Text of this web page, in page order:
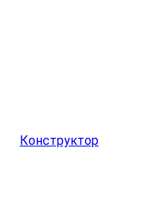
Конструктор